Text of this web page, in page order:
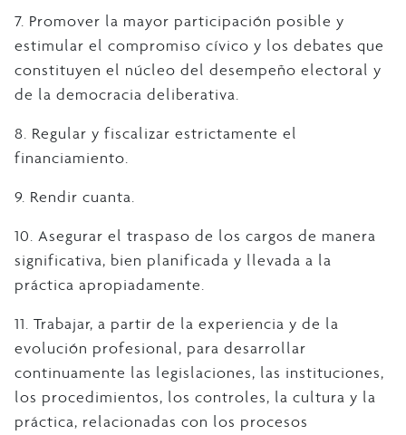
7. Promover la mayor participación posible y
estimular el compromiso cívico y los debates que
constituyen el núcleo del desempeño electoral y
de la democracia deliberativa.
8. Regular y fiscalizar estrictamente el
financiamiento.
9. Rendir cuanta.
10. Asegurar el traspaso de los cargos de manera
significativa, bien planificada y llevada a la
práctica apropiadamente.
11. Trabajar, a partir de la experiencia y de la
evolución profesional, para desarrollar
continuamente las legislaciones, las instituciones,
los procedimientos, los controles, la cultura y la
práctica, relacionadas con los procesos